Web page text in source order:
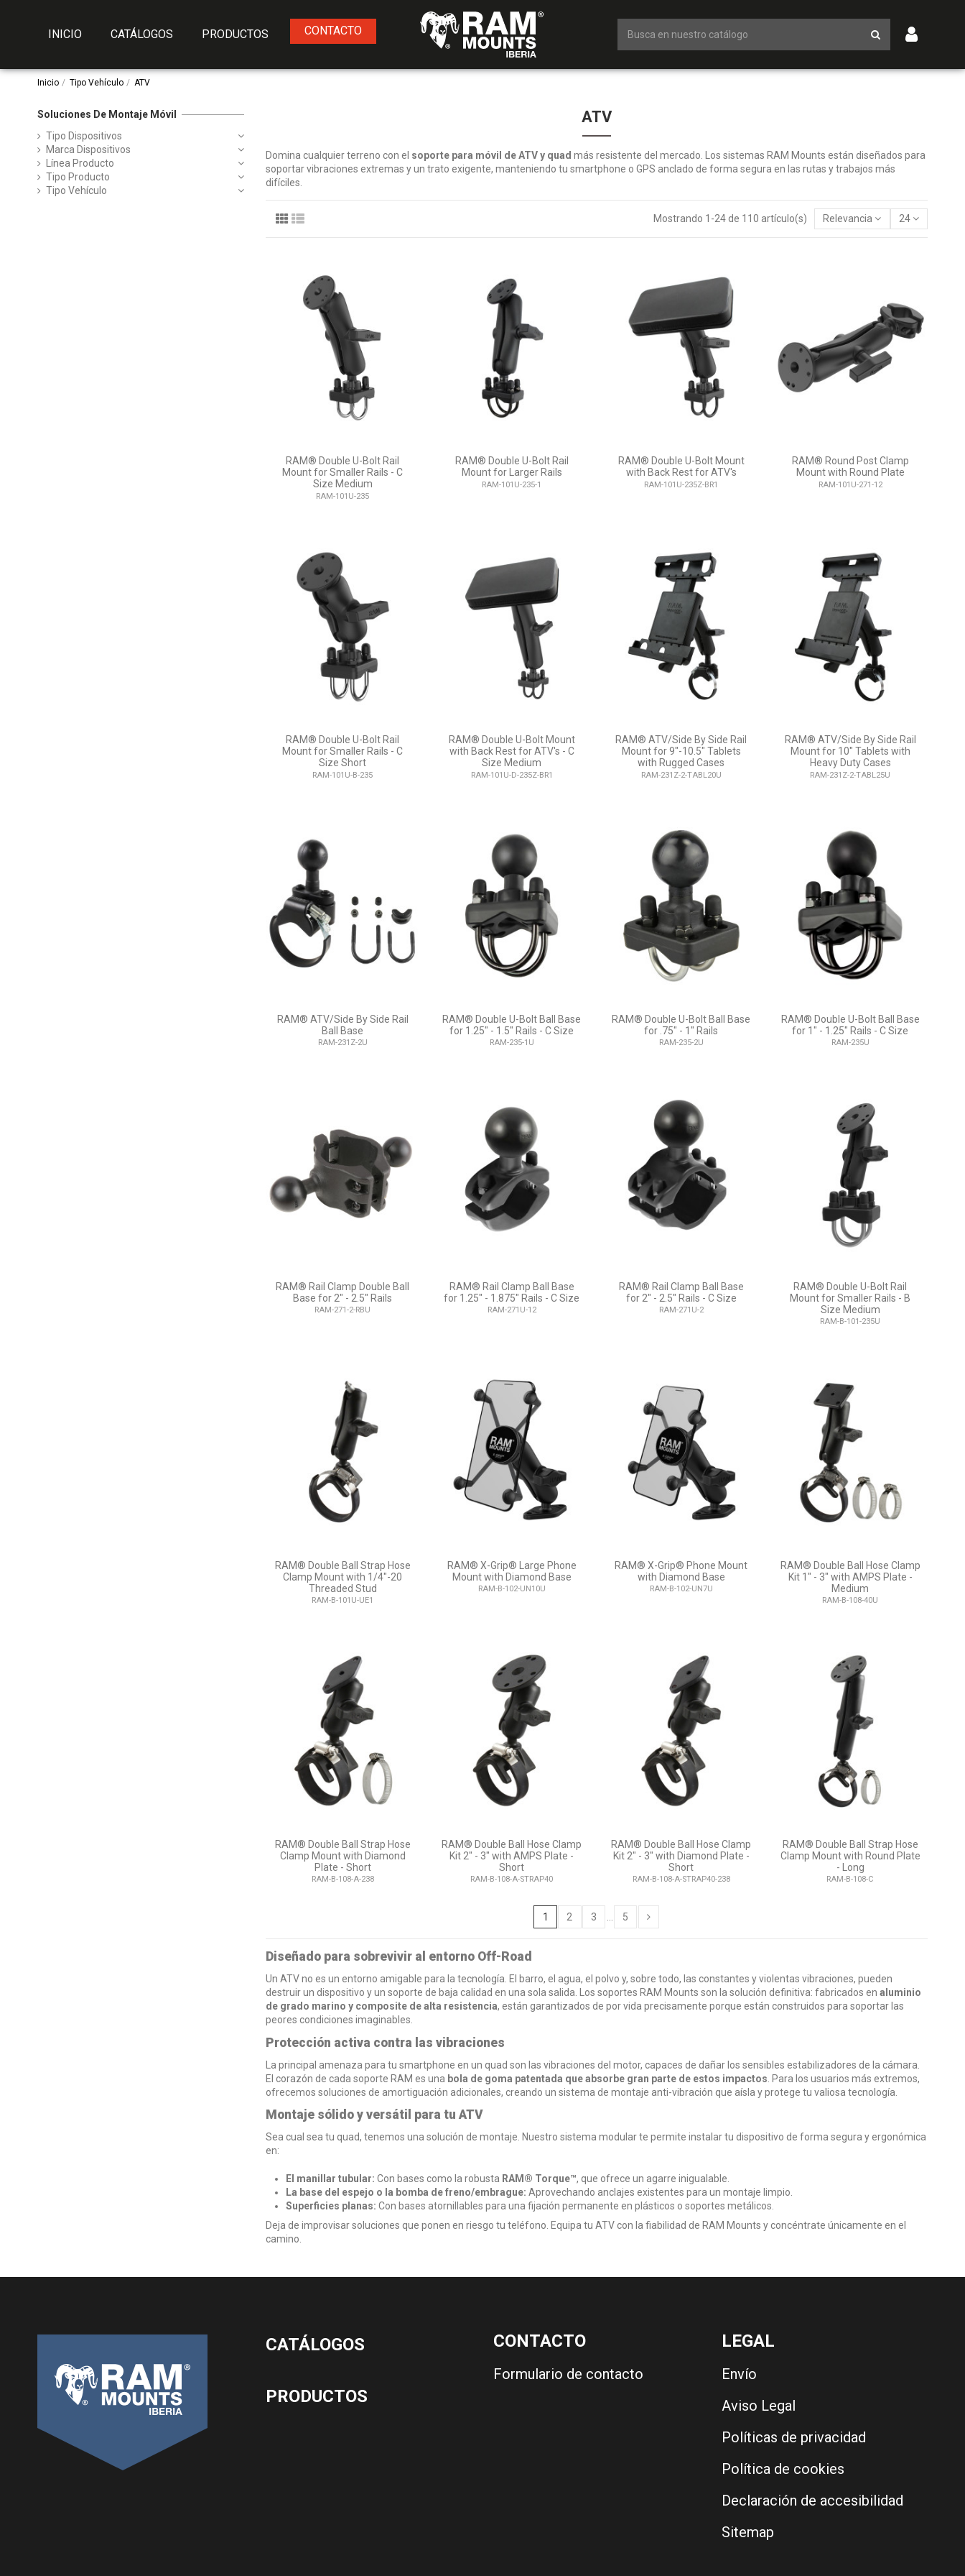
INICIO CATÁLOGOS PRODUCTOS CONTACTO
Inicio Tipo Vehículo ATV
ATV
Domina cualquier terreno con el soporte para móvil de ATV y quad más resistente del mercado. Los sistemas RAM Mounts están diseñados para
soportar vibraciones extremas y un trato exigente, manteniendo tu smartphone o GPS anclado de forma segura en las rutas y trabajos más
difíciles.
Mostrando 1-24 de 110 artículo(s) Relevancia 24
RAM® Double U-Bolt Rail
Mount for Smaller Rails - C
Size Medium
RAM-101U-235
RAM® Double U-Bolt Rail
Mount for Larger Rails
RAM-101U-235-1
RAM® Double U-Bolt Mount
with Back Rest for ATV's
RAM-101U-235Z-BR1
RAM® Round Post Clamp
Mount with Round Plate
RAM-101U-271-12
RAM® Double U-Bolt Rail
Mount for Smaller Rails - C
Size Short
RAM-101U-B-235
RAM® Double U-Bolt Mount
with Back Rest for ATV's - C
Size Medium
RAM-101U-D-235Z-BR1
RAM® ATV/Side By Side Rail
Mount for 9"-10.5" Tablets
with Rugged Cases
RAM-231Z-2-TABL20U
RAM® ATV/Side By Side Rail
Mount for 10" Tablets with
Heavy Duty Cases
RAM-231Z-2-TABL25U
RAM® ATV/Side By Side Rail
Ball Base
RAM-231Z-2U
RAM® Double U-Bolt Ball Base
for 1.25" - 1.5" Rails - C Size
RAM-235-1U
RAM® Double U-Bolt Ball Base
for .75" - 1" Rails
RAM-235-2U
RAM® Double U-Bolt Ball Base
for 1" - 1.25" Rails - C Size
RAM-235U
RAM® Rail Clamp Double Ball
Base for 2" - 2.5" Rails
RAM-271-2-RBU
RAM® Rail Clamp Ball Base
for 1.25" - 1.875" Rails - C Size
RAM-271U-12
RAM® Rail Clamp Ball Base
for 2" - 2.5" Rails - C Size
RAM-271U-2
RAM® Double U-Bolt Rail
Mount for Smaller Rails - B
Size Medium
RAM-B-101-235U
RAM® Double Ball Strap Hose
Clamp Mount with 1/4"-20
Threaded Stud
RAM-B-101U-UE1
RAM® X-Grip® Large Phone
Mount with Diamond Base
RAM-B-102-UN10U
RAM® X-Grip® Phone Mount
with Diamond Base
RAM-B-102-UN7U
RAM® Double Ball Hose Clamp
Kit 1" - 3" with AMPS Plate -
Medium
RAM-B-108-40U
RAM® Double Ball Strap Hose
Clamp Mount with Diamond
Plate - Short
RAM-B-108-A-238
RAM® Double Ball Hose Clamp
Kit 2" - 3" with AMPS Plate -
Short
RAM-B-108-A-STRAP40
RAM® Double Ball Hose Clamp
Kit 2" - 3" with Diamond Plate -
Short
RAM-B-108-A-STRAP40-238
RAM® Double Ball Strap Hose
Clamp Mount with Round Plate
- Long
RAM-B-108-C
1 2 3 5
Diseñado para sobrevivir al entorno Off-Road
Un ATV no es un entorno amigable para la tecnología. El barro, el agua, el polvo y, sobre todo, las constantes y violentas vibraciones, pueden
destruir un dispositivo y un soporte de baja calidad en una sola salida. Los soportes RAM Mounts son la solución definitiva: fabricados en aluminio
de grado marino y composite de alta resistencia, están garantizados de por vida precisamente porque están construidos para soportar las
peores condiciones imaginables.
Protección activa contra las vibraciones
La principal amenaza para tu smartphone en un quad son las vibraciones del motor, capaces de dañar los sensibles estabilizadores de la cámara.
El corazón de cada soporte RAM es una bola de goma patentada que absorbe gran parte de estos impactos . Para los usuarios más extremos,
ofrecemos soluciones de amortiguación adicionales, creando un sistema de montaje anti-vibración que aísla y protege tu valiosa tecnología.
Montaje sólido y versátil para tu ATV
Sea cual sea tu quad, tenemos una solución de montaje. Nuestro sistema modular te permite instalar tu dispositivo de forma segura y ergonómica
en:
El manillar tubular: Con bases como la robusta RAM® Torque™, que ofrece un agarre inigualable.
La base del espejo o la bomba de freno/embrague: Aprovechando anclajes existentes para un montaje limpio.
Superficies planas: Con bases atornillables para una fijación permanente en plásticos o soportes metálicos.
Deja de improvisar soluciones que ponen en riesgo tu teléfono. Equipa tu ATV con la fiabilidad de RAM Mounts y concéntrate únicamente en el
camino.
Soluciones De Montaje Móvil
Tipo Dispositivos
Marca Dispositivos
Línea Producto
Tipo Producto
Tipo Vehículo
CATÁLOGOS
PRODUCTOS
CONTACTO
Formulario de contacto
LEGAL
Envío
Aviso Legal
Políticas de privacidad
Política de cookies
Declaración de accesibilidad
Sitemap